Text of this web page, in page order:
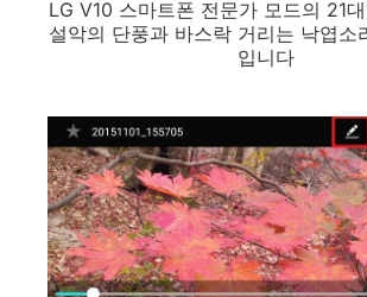
LG V10 스마트폰 전문가 모드의 21
설악의 단풍과 바스락 거리는 낙엽소
입니다